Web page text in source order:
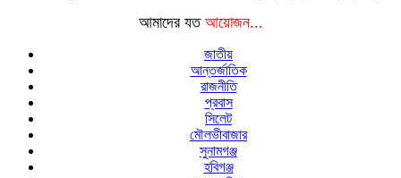
আমাদের যত আয়োজন...
জাতীয়
আন্তর্জাতিক
রাজনীতি
প্রবাস
সিলেট
মৌলভীবাজার
সুনামগঞ্জ
হবিগঞ্জ